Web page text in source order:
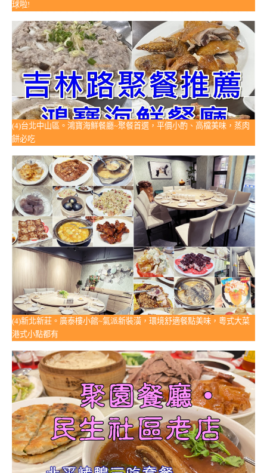
球啦!
(4)台北中山區。鴻寶海鮮餐廳~聚餐首選，平價小酌、高檔美味，蒸肉
餅必吃
(4)新北新莊。廣泰樓小館~氣派新裝潢，環境舒適餐點美味，粵式大菜
港式小點都有